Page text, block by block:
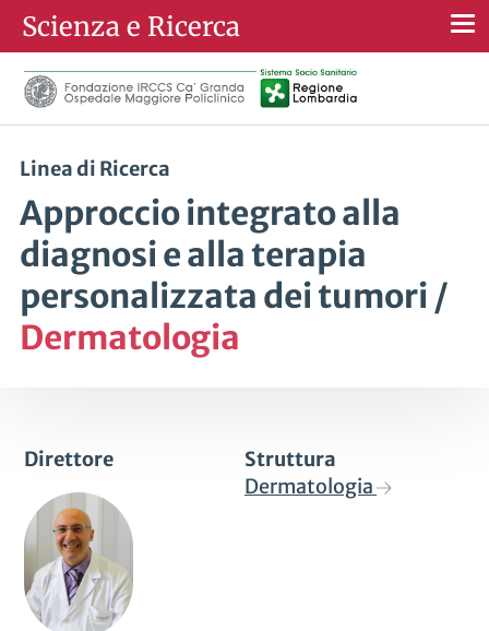
Scienza e Ricerca
Linea di Ricerca
Approccio integrato alla
diagnosi e alla terapia
personalizzata dei tumori /
Dermatologia
Direttore
Struttura
Dermatologia